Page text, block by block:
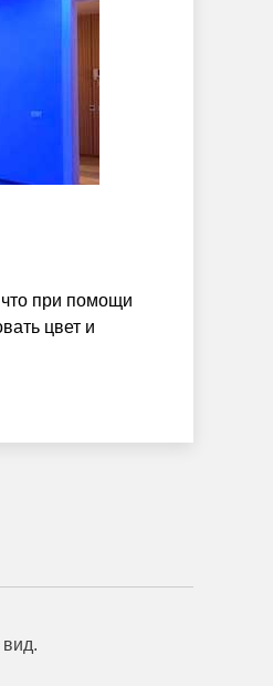
при помощи
цвет и